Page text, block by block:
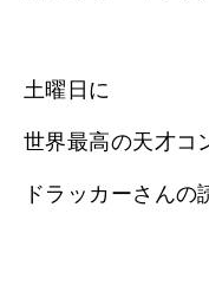
土曜日に
世界最高の天才コ
ドラッカーさんの